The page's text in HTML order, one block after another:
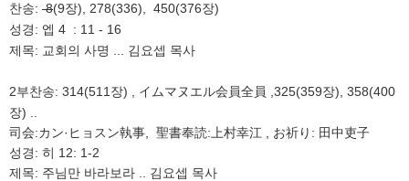
찬송: ​ 8(9장), 278(336), 450(376장)
성경 : 엡 4 : 11 - 16
제목: 교회의 사명 ... 김요셉 목사
2부찬송: 314(511장) イムマヌエル会員全員 , 325(359장), 358(400
장) ..
司会:カン·ヒョスン執事,
聖書奉読:上村幸江 , お祈り: 田中吏子
성경: 히 12: 1-2
제목: 주님만 바라보라 .. 김요셉 목사